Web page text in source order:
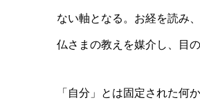
ない軸となる。お経を読み
仏さまの教えを媒介し、目
「自分」とは固定された何